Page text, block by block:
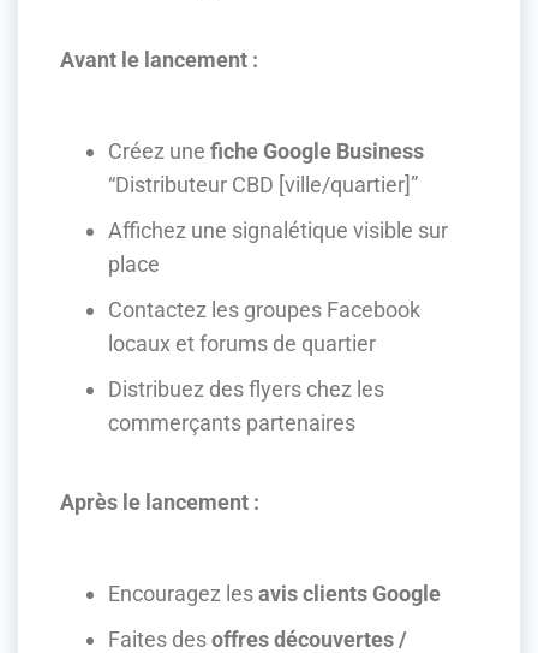
Avant le lancement :
Créez une fiche Google Business
“Distributeur CBD [ville/quartier]”
Affichez une signalétique visible sur
place
Contactez les groupes Facebook
locaux et forums de quartier
Distribuez des flyers chez les
commerçants partenaires
Après le lancement :
Encouragez lesavis clients Google
Faites desoffres découvertes /